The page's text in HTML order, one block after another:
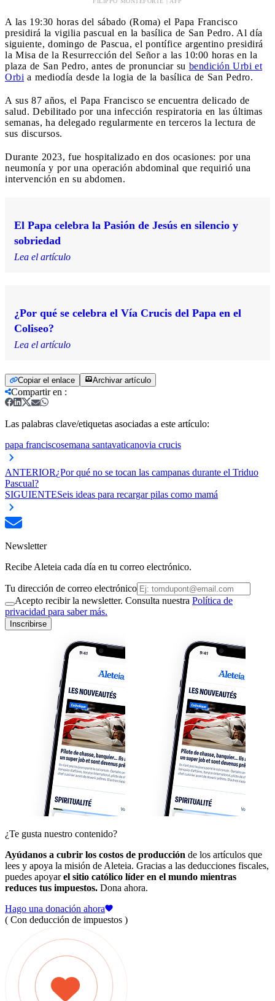
A las 19:30 horas del sábado (Roma) el Papa Francisco
presidirá la vigilia pascual en la basílica de San Pedro. Al día
siguiente, domingo de Pascua, el pontífice argentino presidirá
la Misa de la Resurrección del Señor a las 10:00 horas en la
plaza de San Pedro, antes de pronunciar su bendición Urbi et
Orbi a mediodía desde la logia de la basílica de San Pedro.
A sus 87 años, el Papa Francisco se encuentra delicado de
salud. Debilitado por una infección respiratoria en las últimas
semanas, ha delegado regularmente en terceros la lectura de
sus discursos.
Durante 2023, fue hospitalizado en dos ocasiones: por una
neumonía y por una operación abdominal que requirió una
intervención en su abdomen.
El Papa celebra la Pasión de Jesús en silencio y
sobriedad
Lea el artículo
¿Por qué se celebra el Vía Crucis del Papa en el
Coliseo?
Lea el artículo
Copiar el enlace Archivar artículo
Compartir en :
Las palabras clave/etiquetas asociadas a este artículo:
papa franciscosemana santavaticanovia crucis
ANTERIOR¿Por qué no se tocan las campanas durante el Triduo
Pascual?
SIGUIENTESeis ideas para recargar pilas como mamá
Newsletter
Recibe Aleteia cada día en tu correo electrónico.
Tu dirección de correo electrónico
Acepto recibir la newsletter. Consulta nuestra Política de
privacidad para saber más.
Inscribirse
¿Te gusta nuestro contenido?
Ayúdanos a cubrir los costos de producción de los artículos que
lees y apoya la misión de Aleteia. Gracias a las deducciones fiscales,
puedes apoyarel sitio católico líder en el mundo mientras
reduces tus impuestos. Dona ahora.
Hago una donación ahora
( Con deducción de impuestos )